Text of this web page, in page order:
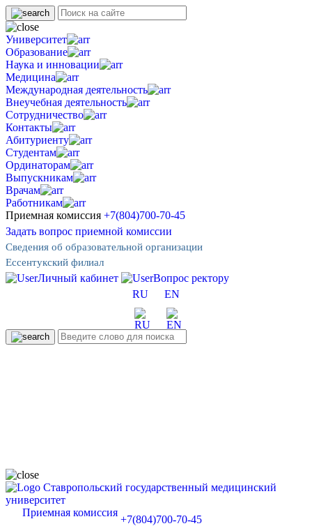
Университет
Образование
Наука и инновации
Медицина
Международная деятельность
Внеучебная деятельность
Сотрудничество
Контакты
Абитуриенту
Студентам
Ординаторам
Выпускникам
Врачам
Работникам
Приемная комиссия +7(804)700-70-45
Задать вопрос приемной комиссии
Сведения об образовательной организации
Ессентукский филиал
Личный кабинет
Вопрос ректору
RU
EN
Ставропольский государственный медицинский
университет
Приемная комиссия
+7(804)700-70-45